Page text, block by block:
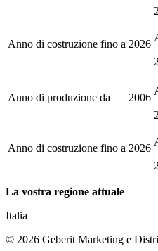
Anno di costruzione fino a 2026
Anno di produzione da 2006
Anno di costruzione fino a 2026
La vostra regione attuale
Italia
© 2026 Geberit Marketing e